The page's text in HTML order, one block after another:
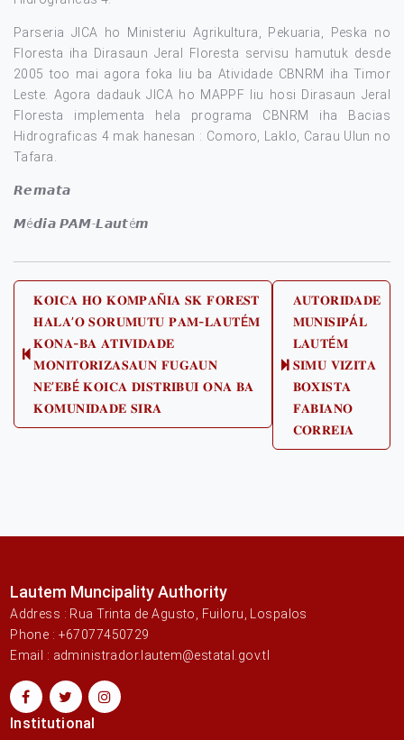
Parseria JICA ho Ministeriu Agrikultura, Pekuaria, Peska no
Floresta iha Dirasaun Jeral Floresta servisu hamutuk desde
2005 too mai agora foka liu ba Atividade CBNRM iha Timor
Leste. Agora dadauk JICA ho MAPPF liu hosi Dirasaun Jeral
Floresta implementa hela programa CBNRM iha Bacias
Hidrograficas 4 mak hanesan : Comoro, Laklo, Carau Ulun no
Tafara.
𝙍𝙚𝙢𝙖𝙩𝙖
𝙈é𝙙𝙞𝙖 𝙋𝘼𝙈-𝙇𝙖𝙪𝙩é𝙢
Post
navigation
Previous
post:
𝐊𝐎𝐈𝐂𝐀 𝐇𝐎 𝐊𝐎𝐌𝐏𝐀Ñ𝐈𝐀 𝐒𝐊 𝐅𝐎𝐑𝐄𝐒𝐓
𝐇𝐀𝐋𝐀’𝐎 𝐒𝐎𝐑𝐔𝐌𝐔𝐓𝐔 𝐏𝐀𝐌-𝐋𝐀𝐔𝐓É𝐌
𝐊𝐎𝐍𝐀-𝐁𝐀 𝐀𝐓𝐈𝐕𝐈𝐃𝐀𝐃𝐄
𝐌𝐎𝐍𝐈𝐓𝐎𝐑𝐈𝐙𝐀𝐒𝐀𝐔𝐍 𝐅𝐔𝐆𝐀𝐔𝐍
𝐍𝐄’𝐄𝐁É 𝐊𝐎𝐈𝐂𝐀 𝐃𝐈𝐒𝐓𝐑𝐈𝐁𝐔𝐈 𝐎𝐍𝐀 𝐁𝐀
𝐊𝐎𝐌𝐔𝐍𝐈𝐃𝐀𝐃𝐄 𝐒𝐈𝐑𝐀
Next
post:
𝐀𝐔𝐓𝐎𝐑𝐈𝐃𝐀𝐃𝐄
𝐌𝐔𝐍𝐈𝐒𝐈𝐏Á𝐋
𝐋𝐀𝐔𝐓É𝐌
𝐒𝐈𝐌𝐔 𝐕𝐈𝐙𝐈𝐓𝐀
𝐁𝐎𝐗𝐈𝐒𝐓𝐀
𝐅𝐀𝐁𝐈𝐀𝐍𝐎
𝐂𝐎𝐑𝐑𝐄𝐈𝐀
Lautem Muncipality Authority
Address : Rua Trinta de Agusto, Fuiloru, Lospalos
Phone : +67077450729
Email : administrador.lautem@estatal.gov.tl
Institutional